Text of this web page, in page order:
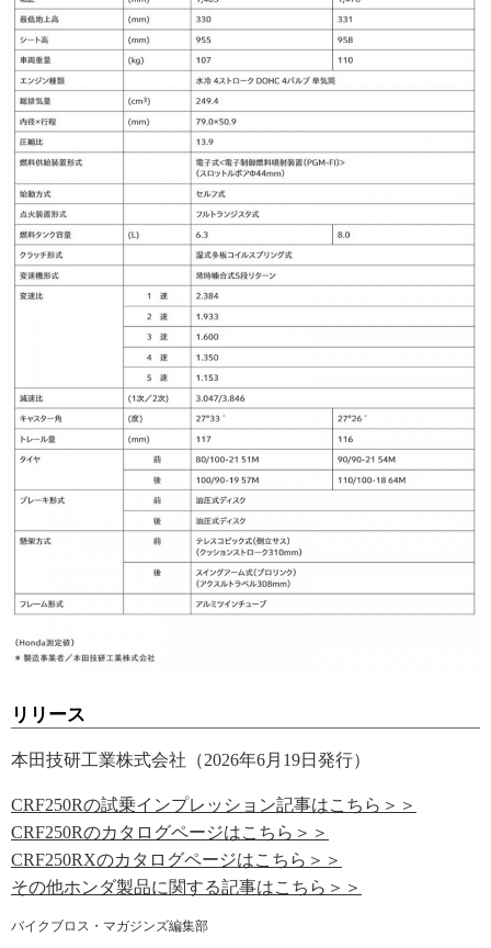
リリース
本田技研工業株式会社（2026年6月19日発行）
CRF250Rの試乗インプレッション記事はこちら＞＞
CRF250Rのカタログページはこちら＞＞
CRF250RXのカタログページはこちら＞＞
その他ホンダ製品に関する記事はこちら＞＞
バイクブロス・マガジンズ編集部